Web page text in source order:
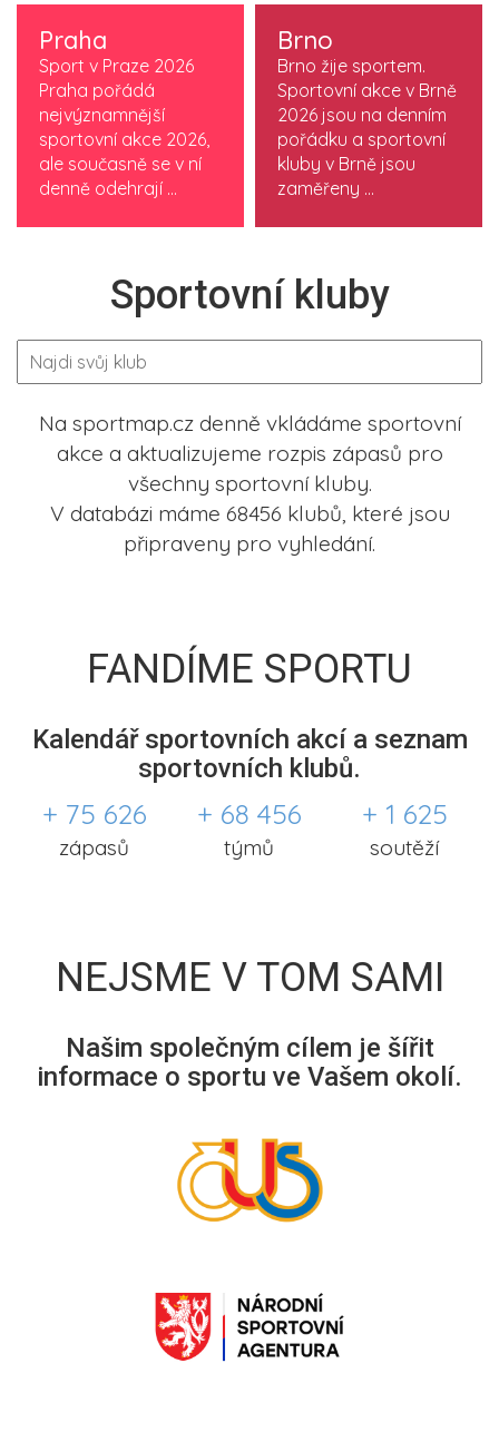
Praha
Sport v Praze 2026
Praha pořádá
nejvýznamnější
sportovní akce 2026,
ale současně se v ní
denně odehrají ...
Brno
Brno žije sportem.
Sportovní akce v Brně
2026 jsou na denním
pořádku a sportovní
kluby v Brně jsou
zaměřeny ...
Sportovní kluby
Na sportmap.cz denně vkládáme sportovní
akce a aktualizujeme rozpis zápasů pro
všechny sportovní kluby.
V databázi máme 68456 klubů, které jsou
připraveny pro vyhledání.
FANDÍME SPORTU
Kalendář sportovních akcí a seznam
sportovních klubů.
+ 75 626
zápasů
+ 68 456
týmů
+ 1 625
soutěží
NEJSME V TOM SAMI
Našim společným cílem je šířit
informace o sportu ve Vašem okolí.